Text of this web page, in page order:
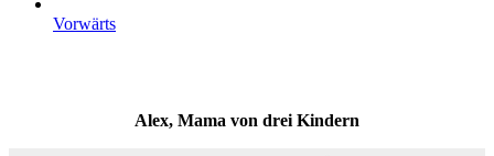
Vorwärts
Alex, Mama von drei Kindern